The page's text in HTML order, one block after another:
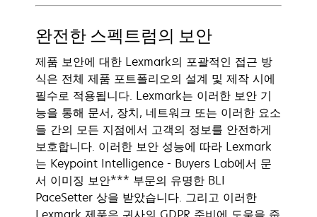
완전한 스펙트럼의 보안
제품 보안에 대한 Lexmark의 포괄적인 접근 방
식은 전체 제품 포트폴리오의 설계 및 제작 시에
필수로 적용됩니다. Lexmark는 이러한 보안 기
능을 통해 문서, 장치, 네트워크 또는 이러한 요소
들 간의 모든 지점에서 고객의 정보를 안전하게
보호합니다. 이러한 보안 성능에 따라 Lexmark
는 Keypoint Intelligence - Buyers Lab에서 문
서 이미징 보안*** 부문의 유명한 BLI
PaceSetter 상을 받았습니다. 그리고 이러한